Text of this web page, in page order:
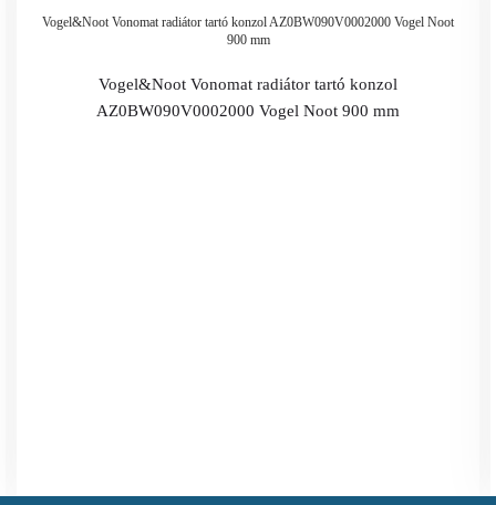
Vogel&Noot Vonomat radiátor tartó konzol AZ0BW090V0002000 Vogel Noot
900 mm
Vogel&Noot Vonomat radiátor tartó konzol
AZ0BW090V0002000 Vogel Noot 900 mm